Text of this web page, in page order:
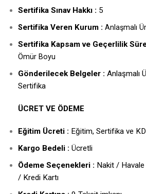
Sertifika Sınav Hakkı : 5
Sertifika Veren Kurum : Anlaşmalı
Sertifika Kapsam ve Geçerlilik
Ömür Boyu
Gönderilecek Belgeler : Anlaşmalı
Sertifika
ÜCRET VE ÖDEME
Eğitim Ücreti : Eğitim, Sertifika ve
Kargo Bedeli : Ücretli
Ödeme Seçenekleri : Nakit /
/ Kredi Kartı